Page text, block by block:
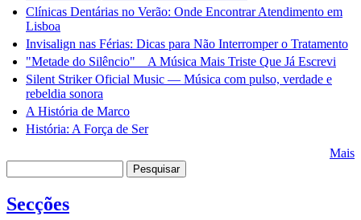
Clínicas Dentárias no Verão: Onde Encontrar Atendimento em
Lisboa
Invisalign nas Férias: Dicas para Não Interromper o Tratamento
"Metade do Silêncio" _ A Música Mais Triste Que Já Escrevi
Silent Striker Oficial Music — Música com pulso, verdade e
rebeldia sonora
A História de Marco
História: A Força de Ser
Mais
no portal
Secções